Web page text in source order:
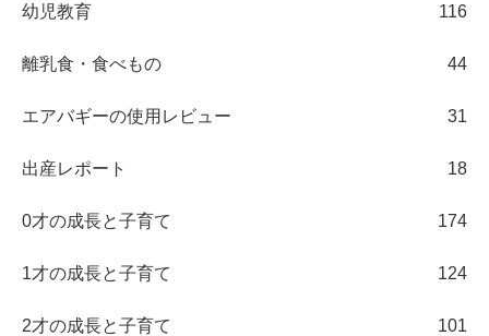
幼児教育 116
離乳食・食べもの 44
エアバギーの使用レビュー 31
出産レポート 18
0才の成長と子育て 174
1才の成長と子育て 124
2才の成長と子育て 101